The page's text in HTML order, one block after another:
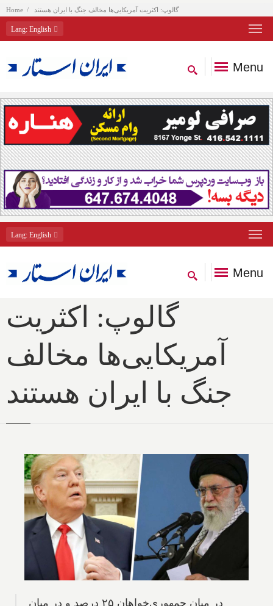
Home گالوپ: اکثریت آمریکایی‌ها مخالف جنگ با ایران هستند
Lang: English
Menu
Lang: English
Menu
گالوپ: اکثریت
آمریکایی‌ها مخالف
جنگ با ایران هستند
در میان جمهوری‌خواهان ۲۵ درصد و در میان